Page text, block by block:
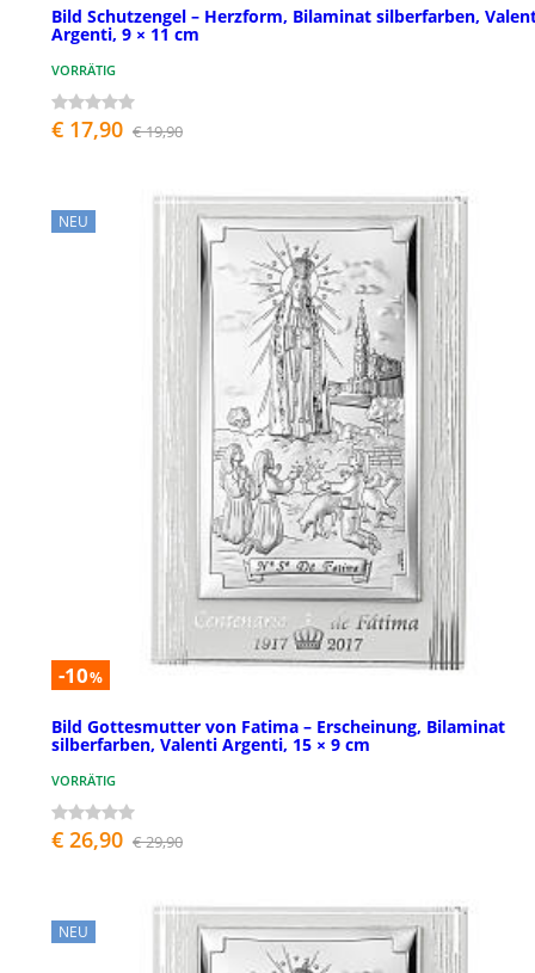
Bild Schutzengel – Herzform, Bilaminat silberfarben,
Argenti, 9 × 11 cm
VORRÄTIG
€ 17,90 € 19,90
NEU
-10%
Bild Gottesmutter von Fatima – Erscheinung, Bilaminat
silberfarben, Valenti Argenti, 15 × 9 cm
VORRÄTIG
€ 26,90 € 29,90
NEU